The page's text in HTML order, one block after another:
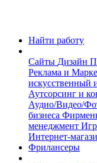
Найти работу
Сайты Дизайн
Реклама и
искусственный
Аутсорсинг и
Аудио/Видео/
бизнеса
менеджмент
Интернет-
Фрилансеры